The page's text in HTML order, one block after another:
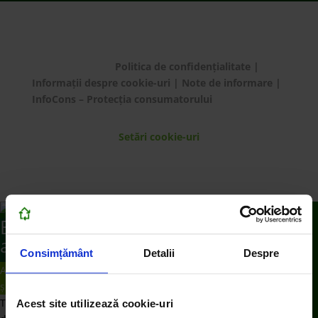
Consimțământ Detalii Despre
Acest site utilizează cookie-uri
Politica de confidențialitate
Informații despre cookie-uri
Note de informare
InfoCons – Protecția consumatorului
Setări cookie-uri
Bună! Cu ce te putem
ajuta?
Ai de predat deșeu electric de dimensiuni medii
și mari?
Te rugăm să plasezi o comandă de preluare de la